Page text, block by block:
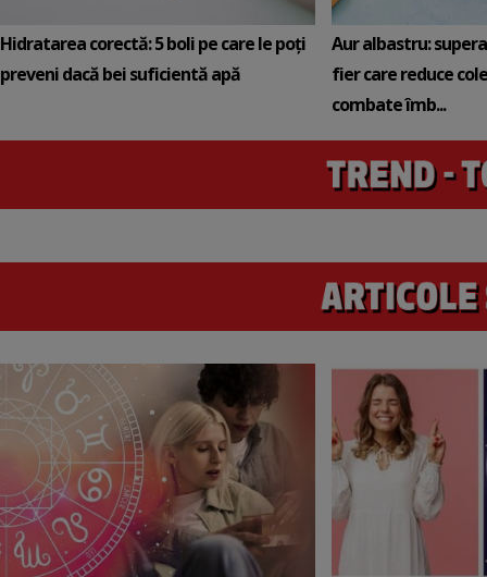
Hidratarea corectă: 5 boli pe care le poți
preveni dacă bei suficientă apă
Aur albastru:
fier care reduce
combate îmb...